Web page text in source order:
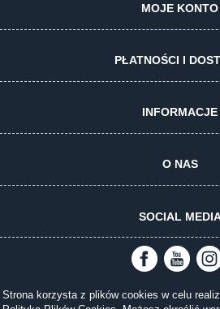
Strona korzysta z plików cookies w celu
MOJE KONTO
PŁATNOŚCI I
INFORMACJE
O NAS
SOCIAL
pokaż pełną wersję